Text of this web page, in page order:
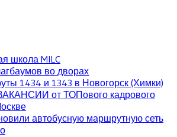
школа MILC
во дворах
1434 и 1343 в Новогорск (Химки)
от ТОПового кадрового
автобусную маршрутную сеть